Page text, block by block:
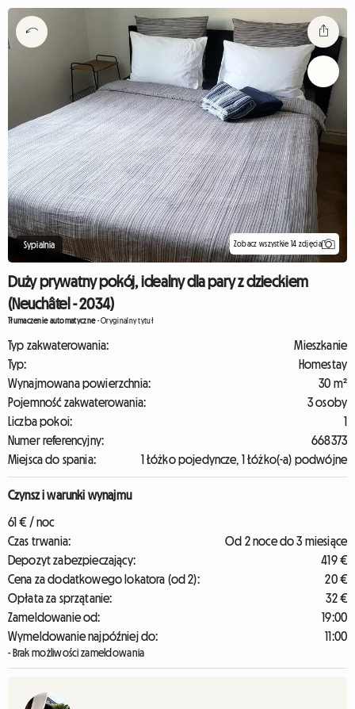
Sypialnia Zobacz wszystkie 14 zdjęcia
Duży prywatny pokój, idealny dla pary z dzieckiem
(Neuchâtel - 2034)
Tłumaczenie automatyczne-Oryginalny tytuł
Typ zakwaterowania:
Mieszkanie
Typ:
Homestay
Wynajmowana powierzchnia:
30 m²
Pojemność zakwaterowania:
3 osoby
Liczba pokoi:
1
Numer referencyjny:
668373
Miejsca do spania:
1 Łóżko pojedyncze, 1 Łóżko(-a) podwójne
Czynsz i warunki wynajmu
61 € / noc
Czas trwania:
Od 2 noce do 3 miesiące
Depozyt zabezpieczający:
419 €
Cena za dodatkowego lokatora (od 2):
20 €
Opłata za sprzątanie:
32 €
Zameldowanie od:
19:00
Wymeldowanie najpóźniej do:
11:00
- Brak możliwości zameldowania